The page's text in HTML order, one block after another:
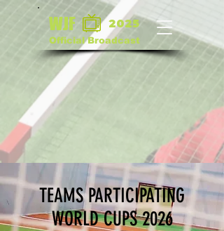
WJF
Official Broadcast
2025
TEAMS PARTICIPATING
WORLD CUPS 2026